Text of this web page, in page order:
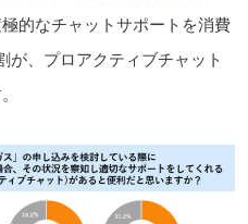
的なチャットサポートを消費
が、プロアクティブチャット